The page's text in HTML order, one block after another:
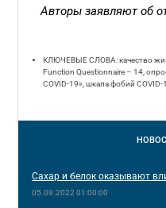
Авторы заявляют об
КЛЮЧЕВЫЕ СЛОВА: качество
Function Questionnaire – 14,
COVID‑19», шкала фобий COVID-
Сахар и белок оказывают
05.09.2022 01:00:00